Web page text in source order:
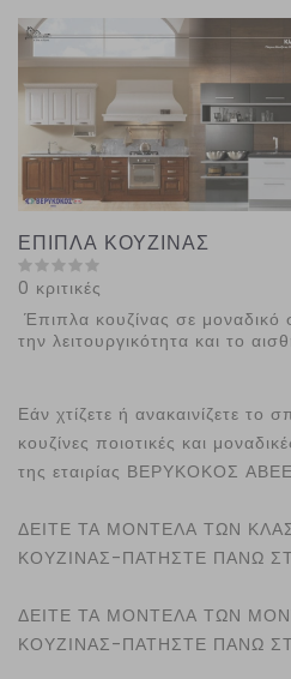
ΕΠΙΠΛΑ ΚΟΥΖΙΝΑΣ
0 κριτικές
Έπιπλα κουζίνας σε μοναδικό
την λειτουργικότητα και το
Εάν χτίζετε ή ανακαινίζετε το
κουζίνες ποιοτικές και
της εταιρίας ΒΕΡΥΚΟΚΟΣ
ΔΕΙΤΕ ΤΑ ΜΟΝΤΕΛΑ ΤΩΝ
ΚΟΥΖΙΝΑΣ-ΠΑΤΗΣΤΕ ΠΑΝΩ
ΔΕΙΤΕ ΤΑ ΜΟΝΤΕΛΑ ΤΩΝ
ΚΟΥΖΙΝΑΣ-ΠΑΤΗΣΤΕ ΠΑΝΩ